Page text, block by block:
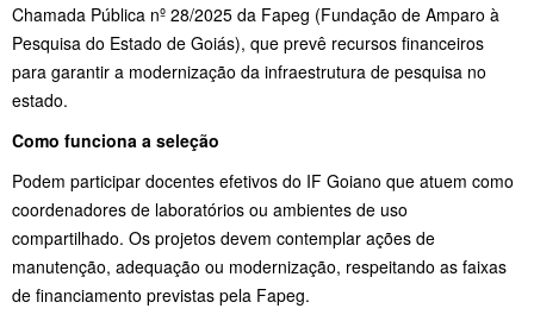
Chamada Pública nº 28/2025 da Fapeg (Fundação de Amparo à
Pesquisa do Estado de Goiás), que prevê recursos financeiros
para garantir a modernização da infraestrutura de pesquisa no
estado.
Como funciona a seleção
Podem participar docentes efetivos do IF Goiano que atuem como
coordenadores de laboratórios ou ambientes de uso
compartilhado. Os projetos devem contemplar ações de
manutenção, adequação ou modernização, respeitando as faixas
de financiamento previstas pela Fapeg.